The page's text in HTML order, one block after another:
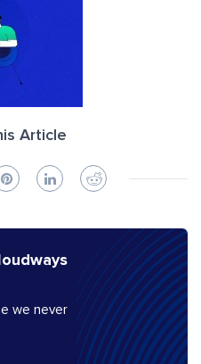
Article
we never